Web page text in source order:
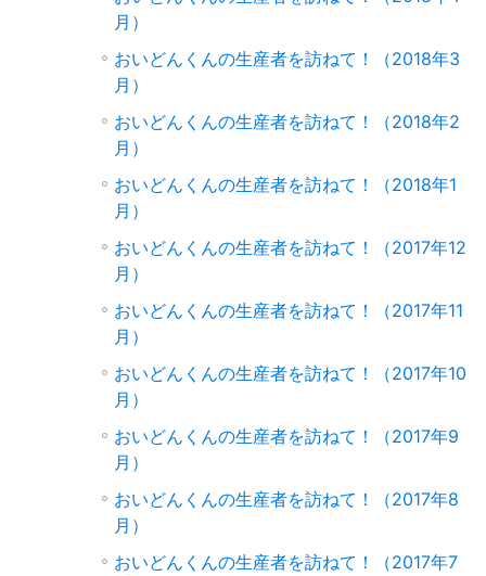
月）
おいどんくんの生産者を訪ねて！（2018年3
月）
おいどんくんの生産者を訪ねて！（2018年2
月）
おいどんくんの生産者を訪ねて！（2018年1
月）
おいどんくんの生産者を訪ねて！（2017年12
月）
おいどんくんの生産者を訪ねて！（2017年11
月）
おいどんくんの生産者を訪ねて！（2017年10
月）
おいどんくんの生産者を訪ねて！（2017年9
月）
おいどんくんの生産者を訪ねて！（2017年8
月）
おいどんくんの生産者を訪ねて！（2017年7